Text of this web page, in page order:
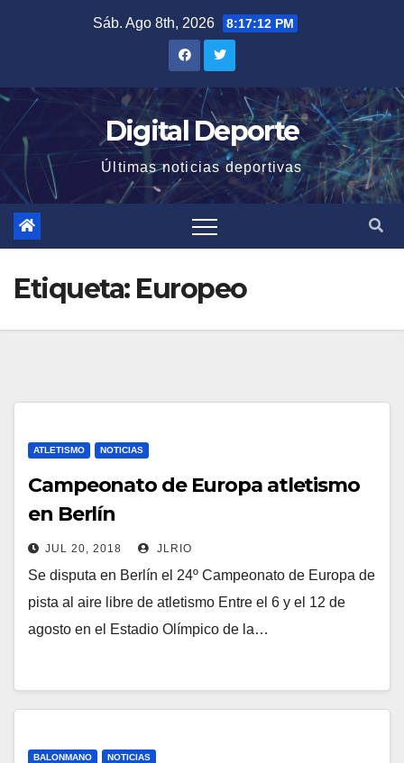
Sáb. Ago 8th, 2026 8:17:13 PM
Digital Deporte
Últimas noticias deportivas
Etiqueta: Europeo
ATLETISMO NOTICIAS
Campeonato de Europa atletismo
en Berlín
JUL 20, 2018 JLRIO
Se disputa en Berlín el 24º Campeonato de Europa de
pista al aire libre de atletismo Entre el 6 y el 12 de
agosto en el Estadio Olímpico de la…
BALONMANO NOTICIAS